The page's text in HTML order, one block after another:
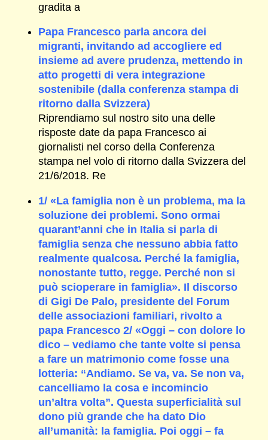
gradita a
Papa Francesco parla ancora dei
migranti, invitando ad accogliere ed
insieme ad avere prudenza, mettendo in
atto progetti di vera integrazione
sostenibile (dalla conferenza stampa di
ritorno dalla Svizzera)
Riprendiamo sul nostro sito una delle
risposte date da papa Francesco ai
giornalisti nel corso della Conferenza
stampa nel volo di ritorno dalla Svizzera del
21/6/2018. Re
1/ «La famiglia non è un problema, ma la
soluzione dei problemi. Sono ormai
quarant’anni che in Italia si parla di
famiglia senza che nessuno abbia fatto
realmente qualcosa. Perché la famiglia,
nonostante tutto, regge. Perché non si
può scioperare in famiglia». Il discorso
di Gigi De Palo, presidente del Forum
delle associazioni familiari, rivolto a
papa Francesco 2/ «Oggi – con dolore lo
dico – vediamo che tante volte si pensa
a fare un matrimonio come fosse una
lotteria: “Andiamo. Se va, va. Se non va,
cancelliamo la cosa e incomincio
un’altra volta”. Questa superficialità sul
dono più grande che ha dato Dio
all’umanità: la famiglia. Poi oggi – fa